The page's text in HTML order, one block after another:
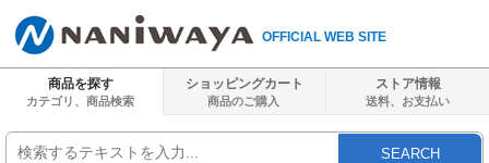
OFFICIAL WEB SITE
商品を探す
カテゴリ、商品検索
ショッピングカート
商品のご購入
ストア情報
送料、 お支払い
SEARCH